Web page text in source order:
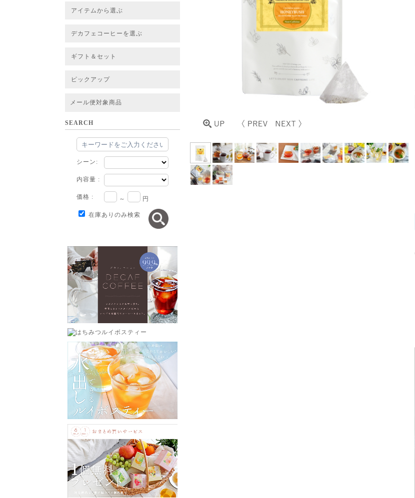
アイテムから選ぶ
デカフェコーヒーを選ぶ
ギフト＆セット
ピックアップ
メール便対象商品
SEARCH
シーン:
内容量 :
価格 : ～ 円
在庫ありのみ検索